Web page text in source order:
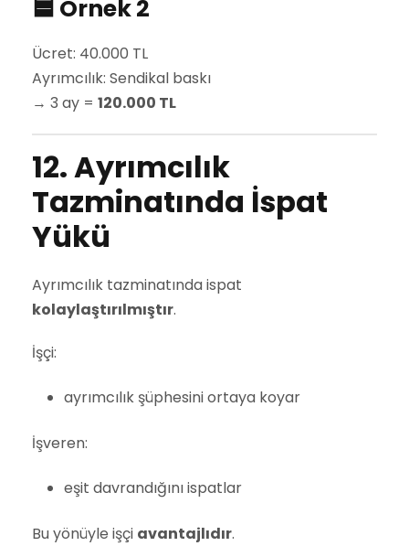
🟦 Örnek 2
Ücret: 40.000 TL
Ayrımcılık: Sendikal baskı
→ 3 ay = 120.000 TL
12. Ayrımcılık
Tazminatında İspat
Yükü
Ayrımcılık tazminatında ispat
kolaylaştırılmıştır.
İşçi:
ayrımcılık şüphesini ortaya koyar
İşveren:
eşit davrandığını ispatlar
Bu yönüyle işçi avantajlıdır.